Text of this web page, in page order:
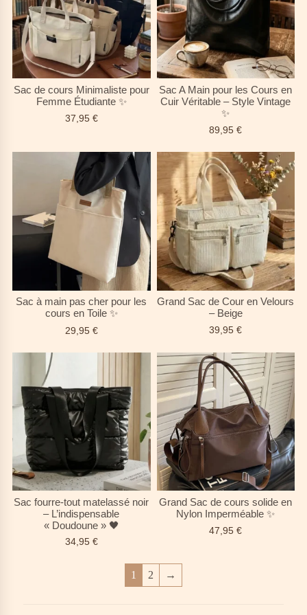
Sac de cours Minimaliste pour
Femme Étudiante ✨
37,95 €
Sac A Main pour les Cours en
Cuir Véritable – Style Vintage
✨
89,95€
Sac à main pas cher pour les
cours en Toile ✨
29,95 €
Grand Sac de Cour en Velours
– Beige
39,95€
Sac fourre-tout matelassé noir
– L’indispensable
« Doudoune » 🖤
34,95 €
Grand Sac de cours solide en
Nylon Imperméable ✨
47,95€
1 2 →